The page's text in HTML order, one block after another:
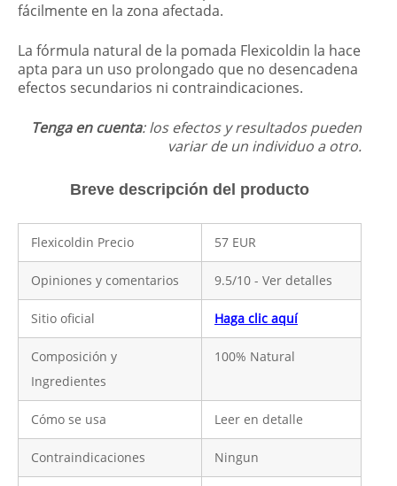
fácilmente en la zona afectada.
La fórmula natural de la pomada Flexicoldin la hace
apta para un uso prolongado que no desencadena
efectos secundarios ni contraindicaciones.
Tenga en cuenta: los efectos y resultados pueden
variar de un individuo a otro.
Breve descripción del producto
Flexicoldin Precio 57 EUR
Opiniones y comentarios 9.5/10 - Ver detalles
Sitio oficial Haga clic aquí
Composición y
Ingredientes
100% Natural
Cómo se usa Leer en detalle
Contraindicaciones Ningun